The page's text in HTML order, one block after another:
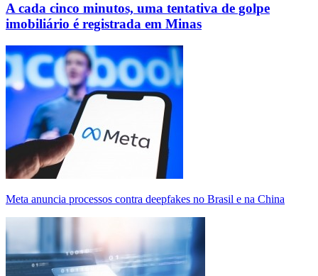
A cada cinco minutos, uma tentativa de golpe
imobiliário é registrada em Minas
Meta anuncia processos contra deepfakes no Brasil e na China